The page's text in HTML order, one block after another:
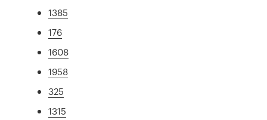
1385
176
1608
1958
325
1315